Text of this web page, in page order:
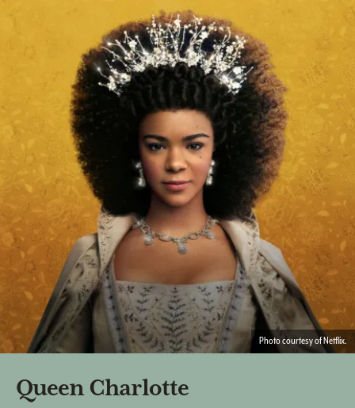
Queen Charlotte
Photo courtesy of Netflix.